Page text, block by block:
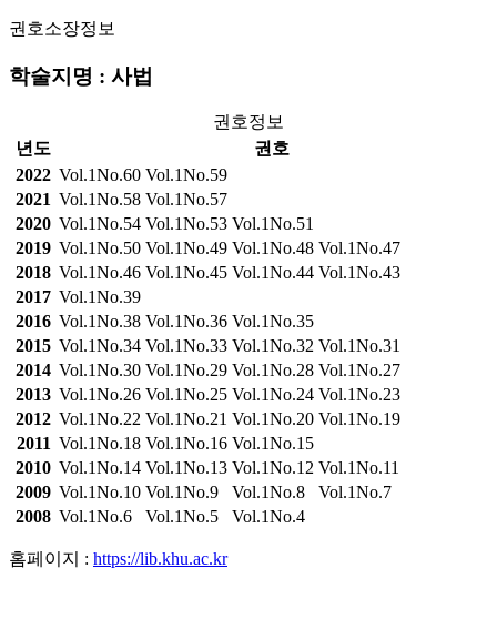
권호소장정보
학술지명 : 사법
권호정보
년도
권호
2022 Vol.1No.60 Vol.1No.59
2021 Vol.1No.58 Vol.1No.57
2020 Vol.1No.54 Vol.1No.53 Vol.1No.51
2019 Vol.1No.50 Vol.1No.49 Vol.1No.48 Vol.1No.47
2018 Vol.1No.46 Vol.1No.45 Vol.1No.44 Vol.1No.43
2017 Vol.1No.39
2016 Vol.1No.38 Vol.1No.36 Vol.1No.35
2015 Vol.1No.34 Vol.1No.33 Vol.1No.32 Vol.1No.31
2014 Vol.1No.30 Vol.1No.29 Vol.1No.28 Vol.1No.27
2013 Vol.1No.26 Vol.1No.25 Vol.1No.24 Vol.1No.23
2012 Vol.1No.22 Vol.1No.21 Vol.1No.20 Vol.1No.19
2011 Vol.1No.18 Vol.1No.16 Vol.1No.15
2010 Vol.1No.14 Vol.1No.13 Vol.1No.12 Vol.1No.11
2009 Vol.1No.10 Vol.1No.9 Vol.1No.8
Vol.1No.7
2008 Vol.1No.6 Vol.1No.5 Vol.1No.4
홈페이지 : https://lib.khu.ac.kr